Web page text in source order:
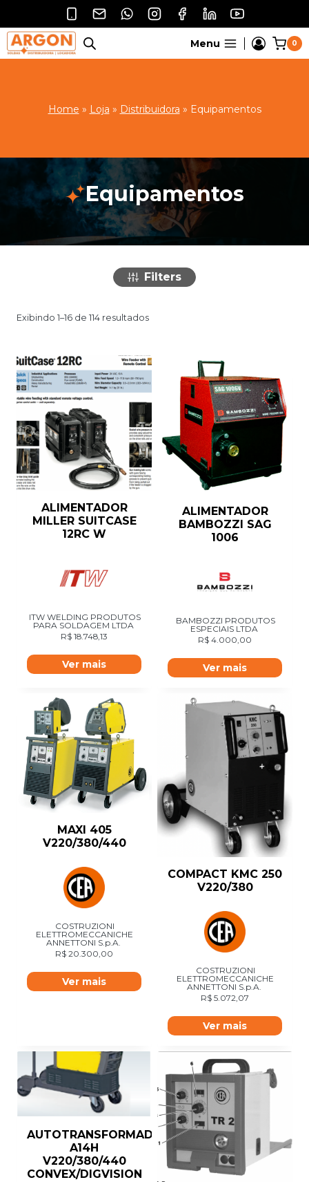
o
Conteúdo
Menu 0
Home » Loja » Distribuidora » Equipamentos
Equipamentos
Filters
Exibindo 1–16 de 114 resultados
ALIMENTADOR
MILLER SUITCASE
12RC W
ITW WELDING PRODUTOS
PARA SOLDAGEM LTDA
R$ 18.748,13
Ver mais
ALIMENTADOR
BAMBOZZI SAG
1006
BAMBOZZI PRODUTOS
ESPECIAIS LTDA
R$ 4.000,00
Ver mais
MAXI 405
V220/380/440
COSTRUZIONI
ELETTROMECCANICHE
ANNETTONI S.p.A.
R$ 20.300,00
Ver mais
COMPACT KMC 250
V220/380
COSTRUZIONI
ELETTROMECCANICHE
ANNETTONI S.p.A.
R$ 5.072,07
Ver mais
AUTOTRANSFORMADOR
A14H
V220/380/440
CONVEX/DIGVISION